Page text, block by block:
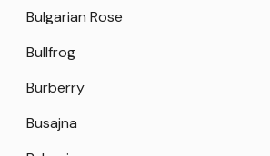
Bulgarian Rose
Bullfrog
Burberry
Busajna